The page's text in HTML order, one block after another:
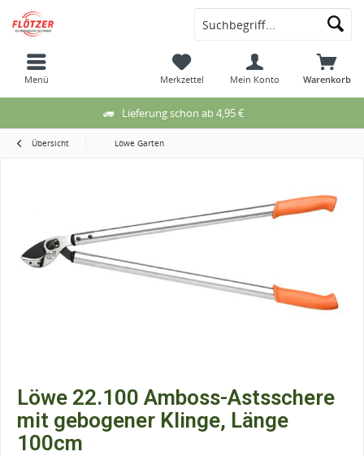
Menü Warenkorb
Merkzettel Mein Konto
Lieferung schon ab 4,95 €
Übersicht Löwe Garten
Löwe 22.100 Amboss-Astsschere
mit gebogener Klinge, Länge
100cm